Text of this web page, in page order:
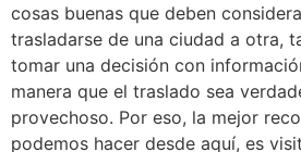
cosas buenas que deben
trasladarse de una ciudad a otra,
tomar una decisión con
manera que el traslado sea
provechoso. Por eso, la mejor
podemos hacer desde aquí, es